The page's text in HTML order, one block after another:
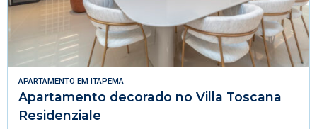
APARTAMENTO EM ITAPEMA
Apartamento decorado no Villa Toscana
Residenziale